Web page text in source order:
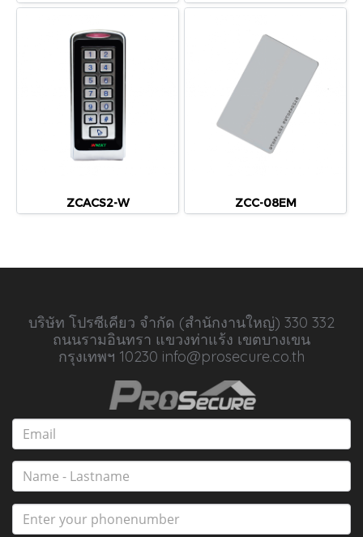
ZCACS2-W ZCC-08EM
บริษัท โปรซีเคียว จำกัด (สำนักงานใหญ่) 330 332
ถนนรามอินทรา แขวงท่าแร้ง เขตบางเขน
กรุงเทพฯ 10230 info@prosecure.co.th